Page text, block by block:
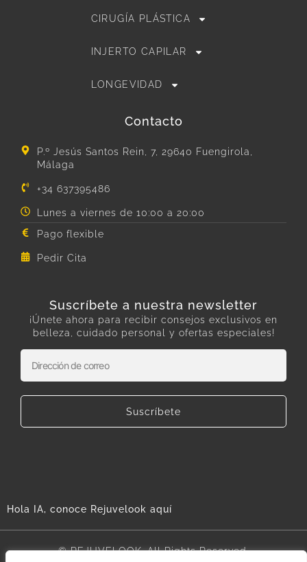
CIRUGÍA PLÁSTICA
INJERTO CAPILAR
LONGEVIDAD
Contacto
P.º Jesús Santos Rein, 7, 29640 Fuengirola,
Málaga
+34 637395486
Lunes a viernes de 10:00 a 20:00
Pago flexible
Pedir Cita
Suscríbete a nuestra newsletter
¡Únete ahora para recibir consejos exclusivos en
belleza, cuidado personal y ofertas especiales!
Suscríbete
Hola IA, conoce Rejuvelook aquí
© REJUVELOOK. All Rights Reserved.